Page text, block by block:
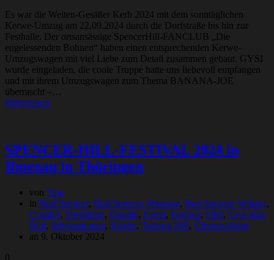
Es war die Weiten-Gesäßer Kerb 2024 mit dem sonntäglichen
Kerwe-Umzug am 22.09.2024 durch die Dorfstraße bis hin zur
Festhalle. Der ortsansässige SpencerHill-FANCLUB „Die
engelessenden Bohnen“ haben einen entsprechenden Kerwe-
Umzugswagen mit viel Liebe zum Detail zusammen gebaut. GYSI
wurde eingeladen, die coole Truppe hatte uns liebevoll empfangen
und mit ihrem Umzugswagen zum Thema BANANA-JOE
überrascht –…
Weiterlesen
SPENCER-HILL-FESTIVAL 2024 in
Ilmenau in Thüringen
von Tina
in Bud Spencer, Bud Spencer Museum, Bud Spencer Whisky,
Cosplay, Destillerie, Double, Event, Festival, Film, Gysi alias
Bud, Informationen, Kinder, Terence Hill, Überraschung
an 9. Oktober 2024
0